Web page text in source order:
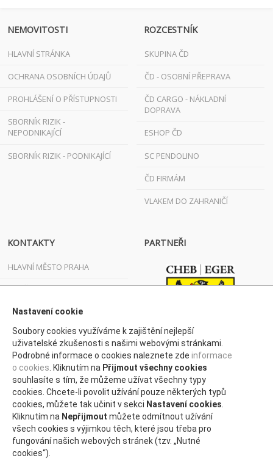
NEMOVITOSTI
HLAVNÍ STRÁNKA
OCHRANA OSOBNÍCH ÚDAJŮ
PROHLÁŠENÍ O PŘÍSTUPNOSTI
SBORNÍK RIZIK -
NEPODNIKAJÍCÍ
SBORNÍK RIZIK - PODNIKAJÍCÍ
ROZCESTNÍK
SKUPINA ČD
ČD - OSOBNÍ PŘEPRAVA
ČD CARGO - NÁKLADNÍ
DOPRAVA
ESHOP ČD
SC PENDOLINO
ČD FIRMÁM
VLAKEM DO ZAHRANIČÍ
KONTAKTY
HLAVNÍ MĚSTO PRAHA
JIHOČESKÝ KRAJ
JIHOMORAVSKÝ KRAJ
KARLOVARSKÝ KRAJ
KRAJ VYSOČINA
KRÁLOVÉHRADECKÝ KRAJ
LIBERECKÝ KRAJ
MORAVSKOSLEZSKÝ KRAJ
OLOMOUCKÝ KRAJ
PARTNEŘI
Nastavení cookie
Soubory cookies využíváme k zajištění nejlepší
uživatelské zkušenosti s našimi webovými stránkami.
Podrobné informace o cookies naleznete zde informace
o cookies . Kliknutím na Přijmout všechny cookies
souhlasíte s tím, že můžeme užívat všechny typy
cookies. Chcete-li povolit užívání pouze některých typů
cookies, můžete tak učinit v sekci Nastavení cookies
Kliknutím na Nepřijmout můžete odmítnout užívání
všech cookies s výjimkou těch, které jsou třeba pro
fungování našich webových stránek (tzv. „Nutné
cookies“).